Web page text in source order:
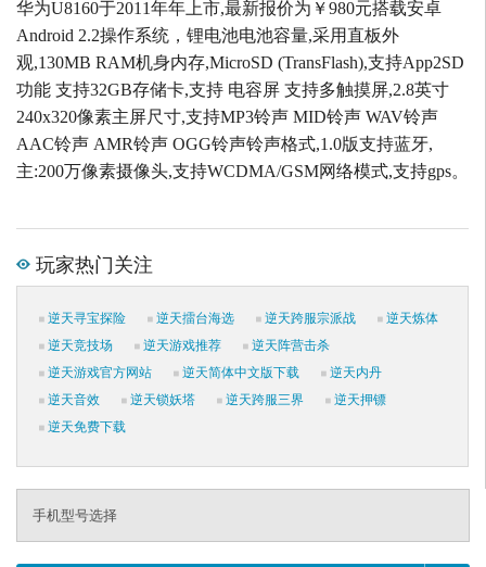
华为U8160于2011年年上市,最新报价为￥980元搭载安卓
Android 2.2操作系统，锂电池电池容量,采用直板外
观,130MB RAM机身内存,MicroSD (TransFlash),支持App2SD
功能 支持32GB存储卡,支持 电容屏 支持多触摸屏,2.8英寸
240x320像素主屏尺寸,支持MP3铃声 MID铃声 WAV铃声
AAC铃声 AMR铃声 OGG铃声铃声格式,1.0版支持蓝牙,
主:200万像素摄像头,支持WCDMA/GSM网络模式,支持gps。
玩家热门关注
逆天寻宝探险 逆天擂台海选 逆天跨服宗派战
逆天炼体
逆天竞技场
逆天游戏推荐
逆天阵营击杀
逆天游戏官方网站
逆天简体中文版下载
逆天内丹
逆天音效
逆天锁妖塔 逆天跨服三界
逆天押镖
逆天免费下载
手机型号选择